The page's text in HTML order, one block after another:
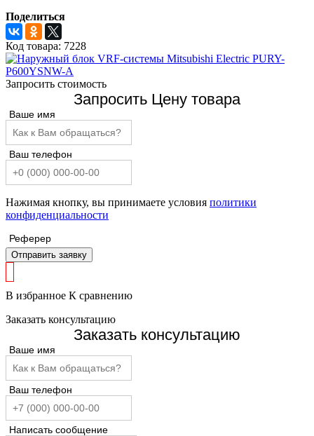
Поделиться
Код товара: 7228
Запросить стоимость
Запросить Цену товара
Ваше имя
Ваш телефон
Нажимая кнопку, вы принимаете условия политики
конфиденциальности
Реферер
Отправить заявку
В избранное К сравнению
Заказать консультацию
Заказать консультацию
Ваше имя
Ваш телефон
Написать сообщение